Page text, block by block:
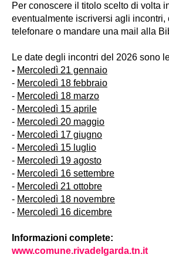
Per conoscere il titolo scelto di volta
eventualmente iscriversi agli incontri,
telefonare o mandare una mail alla
Le date degli incontri del 2026 sono
- Mercoledì 21 gennaio
- Mercoledì 18 febbraio
- Mercoledì 18 marzo
- Mercoledì 15 aprile
- Mercoledì 20 maggio
- Mercoledì 17 giugno
- Mercoledì 15 luglio
- Mercoledì 19 agosto
- Mercoledì 16 settembre
- Mercoledì 21 ottobre
- Mercoledì 18 novembre
- Mercoledì 16 dicembre
Informazioni complete:
www.comune.rivadelgarda.tn.it